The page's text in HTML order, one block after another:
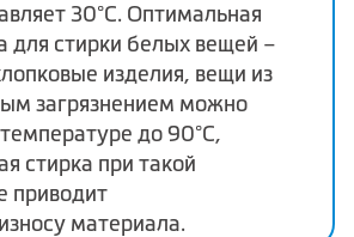
30°C. Оптимальная
для стирки белых вещей –
изделия, вещи из
загрязнением можно
до 90°C,
стирка при такой
приводит
материала.